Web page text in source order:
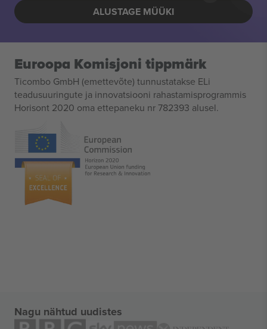
ALUSTAGE MÜÜKI
Euroopa Komisjoni tippmärk
Ticombo GmbH (emettevõte) tunnustatakse ELi
teadusuuringute ja innovatsiooni rahastamisprogrammis
Horisont 2020 oma ettepaneku nr 782393 alusel.
Nagu nähtud uudistes